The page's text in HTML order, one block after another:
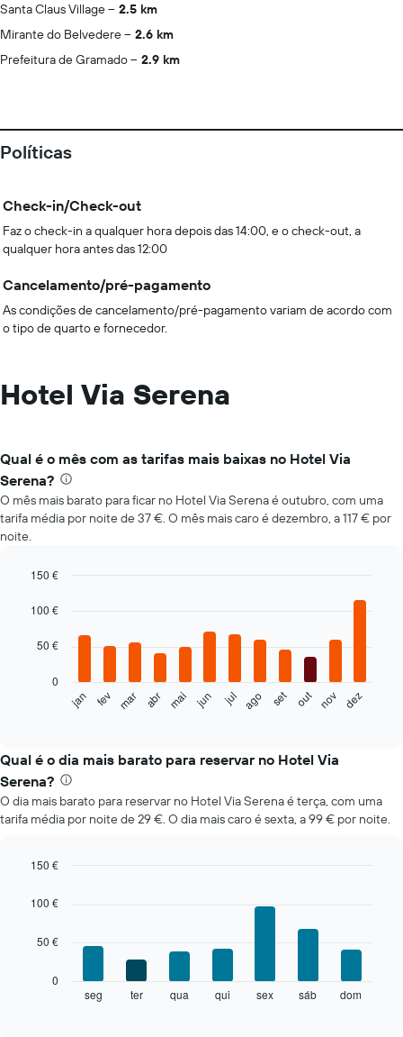
Santa Claus Village
2.5 km
Mirante do Belvedere
2.6 km
Prefeitura de Gramado
2.9 km
Políticas
Check-in/Check-out
Faz o check-in a qualquer hora depois das 14:00, e o check-out, a
qualquer hora antes das 12:00
Cancelamento/pré-pagamento
As condições de cancelamento/pré-pagamento variam de acordo com
o tipo de quarto e fornecedor.
Hotel Via Serena
Qual é o mês com as tarifas mais baixas no Hotel Via
Serena?
O mês mais barato para ficar no Hotel Via Serena é outubro, com uma
tarifa média por noite de 37 €. O mês mais caro é dezembro, a 117 € por
noite.
chart
bars.
o
preço
médio
de
um
em
cada
apresenta
numa
graphic.
jan fev mar abr mai jun jul ago set out nov dez
0
50 €
100 €
150 €
Qual é o dia mais barato para reservar no Hotel Via
Serena?
O dia mais barato para reservar no Hotel Via Serena é terça, com uma
tarifa média por noite de 29 €. O dia mais caro é sexta, a 99 € por noite.
chart
bars.
graphic.
seg ter qua qui sex sáb dom
0
50 €
100 €
150 €